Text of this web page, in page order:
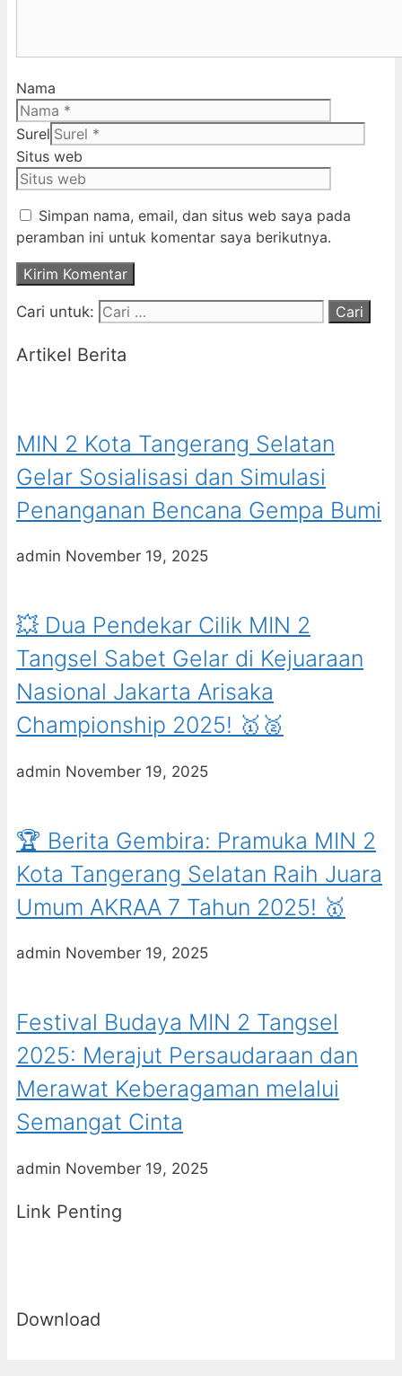
Nama
Surel
Situs web
Simpan nama, email, dan situs web saya pada
peramban ini untuk komentar saya berikutnya.
Cari untuk:
Artikel Berita
MIN 2 Kota Tangerang Selatan
Gelar Sosialisasi dan Simulasi
Penanganan Bencana Gempa Bumi
admin November 19, 2025
💥 Dua Pendekar Cilik MIN 2
Tangsel Sabet Gelar di Kejuaraan
Nasional Jakarta Arisaka
Championship 2025! 🥇🥈
admin November 19, 2025
🏆 Berita Gembira: Pramuka MIN 2
Kota Tangerang Selatan Raih Juara
Umum AKRAA 7 Tahun 2025! 🥇
admin November 19, 2025
Festival Budaya MIN 2 Tangsel
2025: Merajut Persaudaraan dan
Merawat Keberagaman melalui
Semangat Cinta
admin November 19, 2025
Link Penting
Download